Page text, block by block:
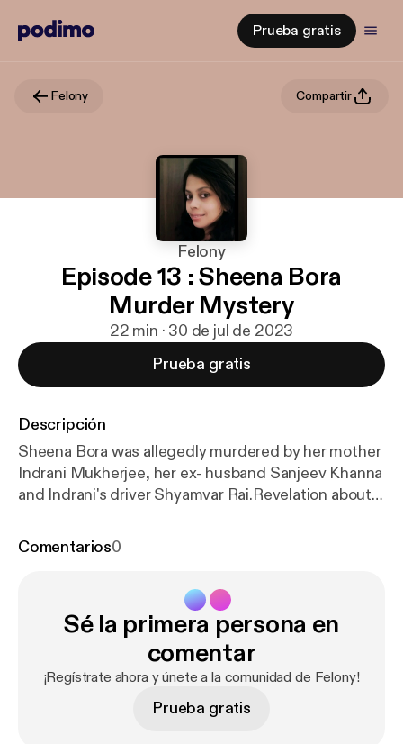
Prueba gratis
Felony Compartir
Felony
Episode 13 : Sheena Bora
Murder Mystery
22 min · 30 de jul de 2023
Prueba gratis
Descripción
Sheena Bora was allegedly murdered by her mother
Indrani Mukherjee, her ex- husband Sanjeev Khanna
and Indrani's driver Shyamvar Rai.Revelation about
to be served in this high profile case.
Comentarios0
Sé la primera persona en
comentar
¡Regístrate ahora y únete a la comunidad de Felony!
Prueba gratis